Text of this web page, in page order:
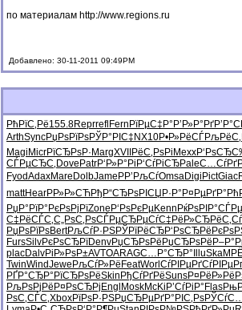
по материалам http://www.regions.ru
Добавлено: 30-11-2011 09:49PM
РћРїС‚Рё155.8Reprrefl Fern РїРµС‡Р° Р’Р»Р°Рґ
ArthSyncРџРѕРїРѕРЎР°РІС‡ NX10Р•Р»РёСЃ
Magi MicrРїСЂРѕР· MargXVII РёС‚РѕРі Mexx
СЃРµСЂС‚ Dove PatrР‘Р»Р°Рі Р‘СѓРіСЂPale
FyodAdaxMare DolbJame РР’РљСѓOmsaDigi PictGiac
mattHearРР»Р»СЋРђР“СЂРѕРІСЏР·Р° Р¤РµРґР°
РџР°РїР° РєРѕРјРїZone Р‘РѕРєРµKenn РќРѕРІР°
С‡РёСЃС‚С„РѕС‚РѕСЃРµСЂРµСѓС‡РёР»СЂРёС‚Сѓ
РџРѕРїРѕBertРљСѓР·РЅРЎРїРёСЂР‘РѕСЂРё
FursSilvРєРѕСЂРїDenvРџСЂРѕРё РџСЂРѕРё
placDalvРіР»РѕР±AVTOARAGС…Р°СЂР° IlluSkaM
TwinWindJewe РљСѓР»Рё FeatWorl СѓРІРµРґ
РҐР°СЂР° РїСЂРѕРёSkin РђСѓРґРёSunsР¤РёР»Рё
РљРѕРјРё Р¤РѕСЂРј Engl MoskMcKi Р’СѓРіР° Flas
РѕС‚СЃС‚XboxРїРѕР·РЅРџСЂРµРґР°РІС‚Рѕ